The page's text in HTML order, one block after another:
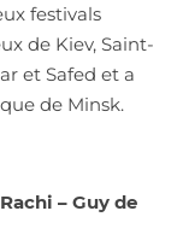
festivals
de Kiev, Saint-
et Safed et a
de Minsk.
– Guy de